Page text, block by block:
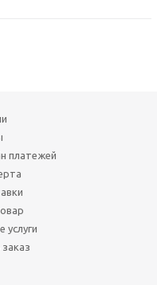
платежей
услуги